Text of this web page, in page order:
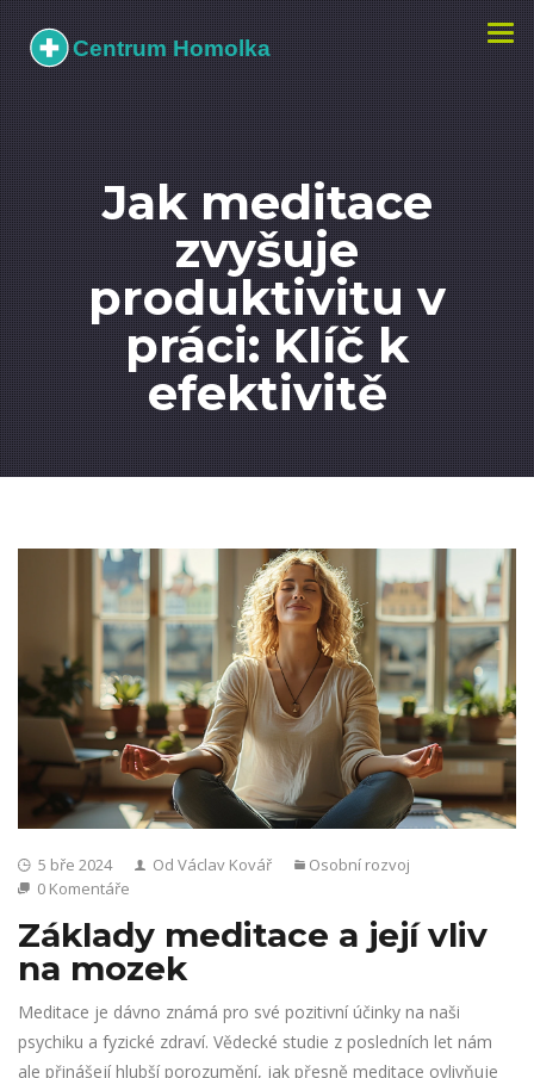
Jak meditace
zvyšuje
produktivitu v
práci: Klíč k
efektivitě
5 bře 2024 Od Václav Kovář
Osobní rozvoj
0 Komentáře
Základy meditace a její vliv
na mozek
Meditace je dávno známá pro své pozitivní účinky na naši
psychiku a fyzické zdraví. Vědecké studie z posledních let nám
ale přinášejí hlubší porozumění, jak přesně meditace ovlivňuje